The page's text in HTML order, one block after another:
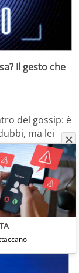
Il gesto che
del gossip: è
ma lei